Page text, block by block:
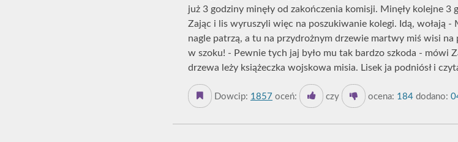
już 3 godziny minęły od zakończenia komisji. Minęły kolejne 3
Zając i lis wyruszyli więc na poszukiwanie kolegi. Idą, wołają
nagle patrzą, a tu na przydrożnym drzewie martwy miś wisi na
w szoku! - Pewnie tych jaj było mu tak bardzo szkoda - mówi
drzewa leży książeczka wojskowa misia. Lisek ja podniósł i
Dowcip: 1857 oceń: czy ocena: 184 dodano: